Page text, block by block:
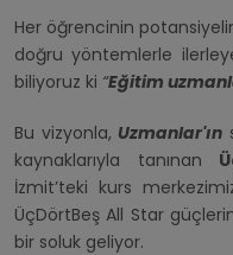
Her öğrencinin
doğru yöntemlerle
biliyoruz ki “Eğitim
Bu vizyonla, Uzmanlar'ın
kaynaklarıyla tanınan
İzmit’teki kurs
ÜçDörtBeş All Star
bir soluk geliyor.